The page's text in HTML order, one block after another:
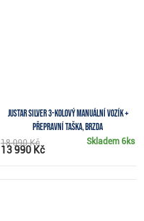
JuStar Silver 3-kolový manuální vozík +
přepravní taška, brzda
Skladem6ks
18 090 Kč
13 990 Kč